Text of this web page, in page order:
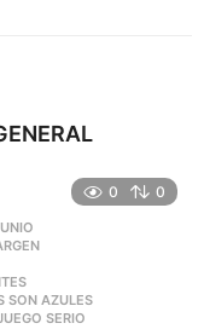
0 0
SON AZULES
SERIO